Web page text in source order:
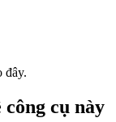
đây.
cụ này